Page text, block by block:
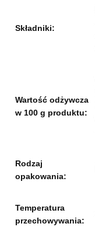
Składniki:
Wartość odżywcza
w 100 g produktu:
Rodzaj
opakowania:
Temperatura
przechowywania: